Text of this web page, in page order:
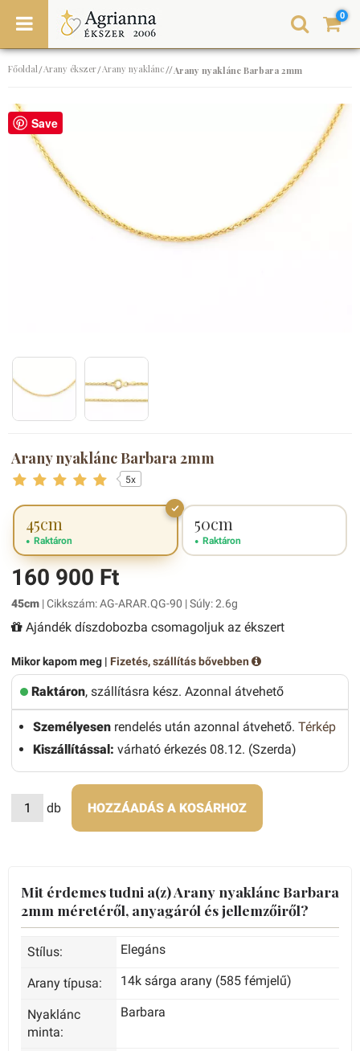
0
Főoldal/Arany ékszer/Arany nyaklánc//Arany nyaklánc Barbara 2mm
Save
Arany nyaklánc Barbara 2mm
5x
45cm
Raktáron
50cm
Raktáron
160 900 Ft
45cm | Cikkszám: AG-ARAR.QG-90 | Súly: 2.6g
Ajándék díszdobozba csomagoljuk az ékszert
Mikor kapom meg | Fizetés, szállítás bővebben
Raktáron, szállításra kész. Azonnal átvehető
Személyesen rendelés után azonnal átvehető. Térkép
Kiszállítással: várható érkezés 08.12. (Szerda)
db HOZZÁADÁS A KOSÁRHOZ
Mit érdemes tudni a(z) Arany nyaklánc Barbara
2mm méretéről, anyagáról és jellemzőiről?
Stílus: Elegáns
Arany típusa: 14k sárga arany (585 fémjelű)
Nyaklánc
minta:
Barbara